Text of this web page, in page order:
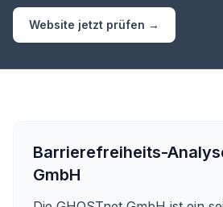
Website jetzt prüfen →
Barrierefreiheits-
GmbH